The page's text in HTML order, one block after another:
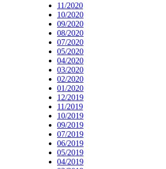
11/2020
10/2020
09/2020
08/2020
07/2020
05/2020
04/2020
03/2020
02/2020
01/2020
12/2019
11/2019
10/2019
09/2019
07/2019
06/2019
05/2019
04/2019